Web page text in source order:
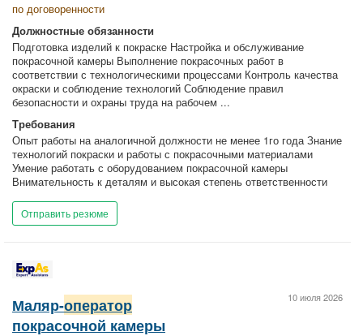
по договоренности
Должностные обязанности
Подготовка изделий к покраске Настройка и обслуживание
покрасочной камеры Выполнение покрасочных работ в
соответствии с технологическими процессами Контроль качества
окраски и соблюдение технологий Соблюдение правил
безопасности и охраны труда на рабочем ...
Требования
Опыт работы на аналогичной должности не менее 1го года Знание
технологий покраски и работы с покрасочными материалами
Умение работать с оборудованием покрасочной камеры
Внимательность к деталям и высокая степень ответственности
Отправить резюме
10 июля 2026
Маляр-оператор
покрасочной камеры